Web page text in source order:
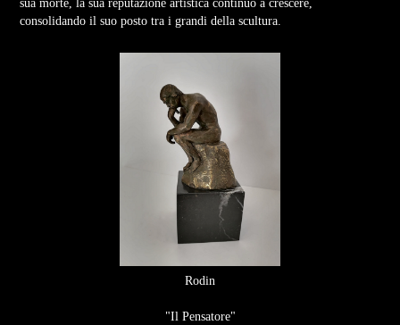
sua morte, la sua reputazione artistica continuò a crescere,
consolidando il suo posto tra i grandi della scultura.
Rodin
"Il Pensatore"